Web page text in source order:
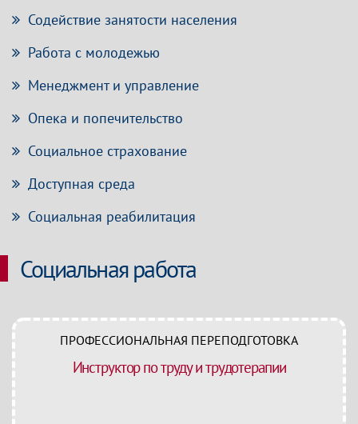
Содействие занятости населения
Работа с молодежью
Менеджмент и управление
Опека и попечительство
Социальное страхование
Доступная среда
Социальная реабилитация
Социальная работа
ПРОФЕССИОНАЛЬНАЯ ПЕРЕПОДГОТОВКА
Инструктор по труду и трудотерапии